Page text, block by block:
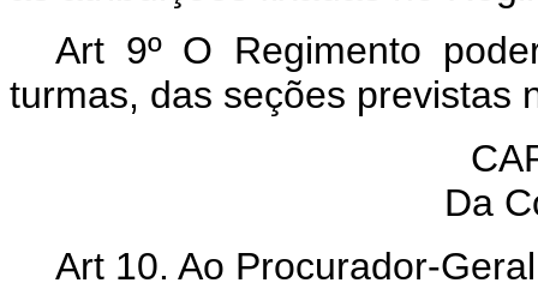
Art 9º O Regimento
turmas, das seções previstas
Da
Art 10. Ao Procurador-